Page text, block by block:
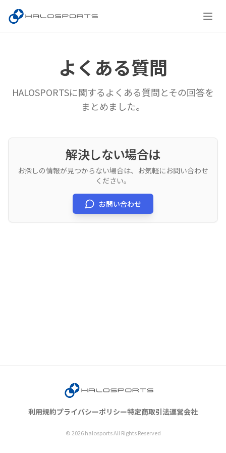
よくある質問
HALOSPORTSに関するよくある質問とその回答を
まとめました。
解決しない場合は
お探しの情報が見つからない場合は、お気軽にお問い合わせ
ください。
お問い合わせ
利用規約プライバシーポリシー特定商取引法運営会社
© 2026 halosports All Rights Reserved